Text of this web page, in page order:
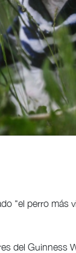
"el perro más
del Guinness